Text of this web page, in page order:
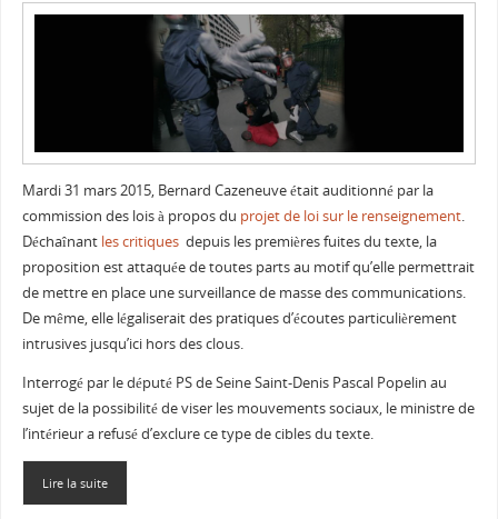
Mardi 31 mars 2015, Bernard Cazeneuve était auditionné par la
commission des lois à propos du projet de loi sur le renseignement.
Déchaînant les critiquesdepuis les premières fuites du texte, la
proposition est attaquée de toutes parts au motif qu’elle permettrait
de mettre en place une surveillance de masse des communications.
De même, elle légaliserait des pratiques d’écoutes particulièrement
intrusives jusqu’ici hors des clous.
Interrogé par le député PS de Seine Saint-Denis Pascal Popelin au
sujet de la possibilité de viser les mouvements sociaux, le ministre de
l’intérieur a refusé d’exclure ce type de cibles du texte.
Lire la suite